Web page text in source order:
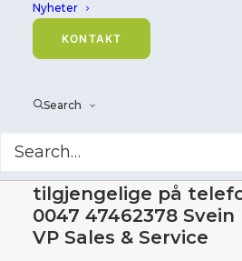
Nyheter
KONTAKT
Search
Neste stopp
NAVALIA i
23. mai
Besøk oss i VIGO
fra 21. mai til 23. mai.
tilgjengelige på
0047 47462378
VP Sales & Service